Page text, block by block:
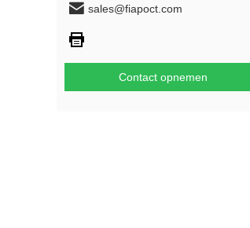
sales@fiapoct.com
Contact opnemen